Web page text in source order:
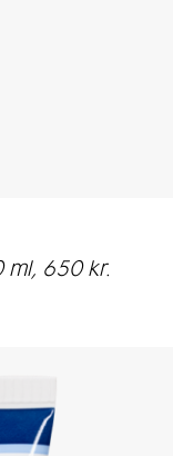
ml, 650 kr.